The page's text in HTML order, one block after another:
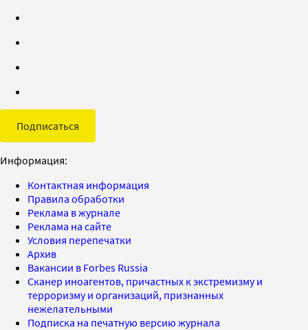
Подписаться
Информация:
Контактная информация
Правила обработки
Реклама в журнале
Реклама на сайте
Условия перепечатки
Архив
Вакансии в Forbes Russia
Сканер иноагентов, причастных к экстремизму и
терроризму и организаций, признанных
нежелательными
Подписка на печатную версию журнала